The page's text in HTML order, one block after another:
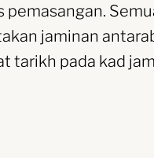
jaminan
tarikh pada kad